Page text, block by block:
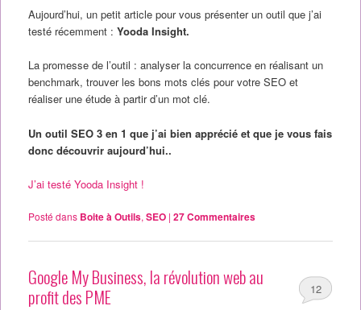
Aujourd’hui, un petit article pour vous présenter un outil que j’ai
testé récemment : Yooda Insight.
La promesse de l’outil : analyser la concurrence en réalisant un
benchmark, trouver les bons mots clés pour votre SEO et
réaliser une étude à partir d’un mot clé.
Un outil SEO 3 en 1 que j’ai bien apprécié et que je vous fais
donc découvrir aujourd’hui..
J’ai testé Yooda Insight !
Posté dans Boite à Outils, SEO | 27Commentaires
Google My Business, la révolution web au
profit des PME
12